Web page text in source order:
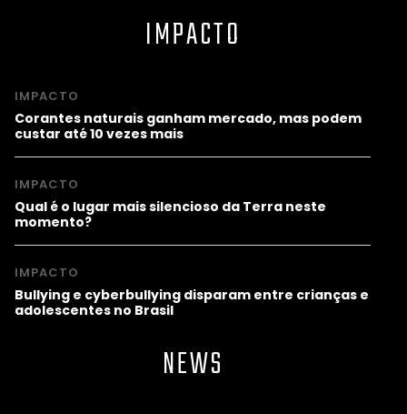
IMPACTO
IMPACTO
Corantes naturais ganham mercado, mas podem
custar até 10 vezes mais
IMPACTO
Qual é o lugar mais silencioso da Terra neste
momento?
IMPACTO
Bullying e cyberbullying disparam entre crianças e
adolescentes no Brasil
NEWS